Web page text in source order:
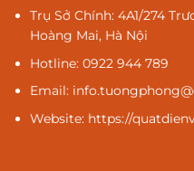
Trụ Sở Chính: 4A1/274
Hoàng Mai, Hà Nội
Hotline: 0922 944 789
Email:
Website: https://